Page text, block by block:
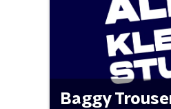
Baggy